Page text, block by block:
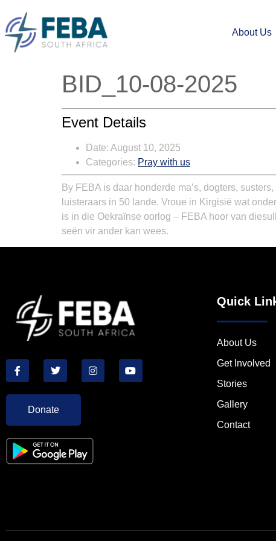
About Us
BID_10-08-2025
Event Details
Date: August 10, 2025
Categories: Pray with us
By FEBA is daar honderde ma’s, dogters,
luisteraars in 50 lande. Vroue in Kirgisië wat
is in die Oekraïnse oorlog – FEBA hoor van
seën vir ander kan wees.
Donate
Quick
About Us
Get Involved
Stories
Gallery
Contact